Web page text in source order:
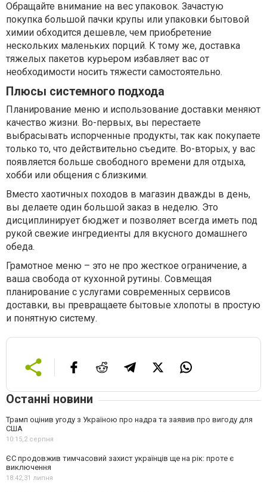
Обращайте внимание на вес упаковок. Зачастую
покупка большой пачки крупы или упаковки бытовой
химии обходится дешевле, чем приобретение
нескольких маленьких порций. К тому же, доставка
тяжелых пакетов курьером избавляет вас от
необходимости носить тяжести самостоятельно.
Плюсы системного подхода
Планирование меню и использование доставки меняют
качество жизни. Во-первых, вы перестаете
выбрасывать испорченные продукты, так как покупаете
только то, что действительно съедите. Во-вторых, у вас
появляется больше свободного времени для отдыха,
хобби или общения с близкими.
Вместо хаотичных походов в магазин дважды в день,
вы делаете один большой заказ в неделю. Это
дисциплинирует бюджет и позволяет всегда иметь под
рукой свежие ингредиенты для вкусного домашнего
обеда.
Грамотное меню – это не про жесткое ограничение, а
ваша свобода от кухонной рутины. Совмещая
планирование с услугами современных сервисов
доставки, вы превращаете бытовые хлопоты в простую
и понятную систему.
Останні новини
Трамп оцінив угоду з Україною про надра та заявив про вигоду для
США
10:15,2 серпня
ЄС продовжив тимчасовий захист українців ще на рік: проте є
виключення
18:42,31 липня